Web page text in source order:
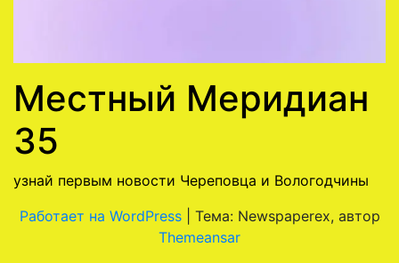
Местный Меридиан
35
узнай первым новости Череповца и Вологодчины
Работает на WordPress
Тема: Newspaperex, автор
Themeansar